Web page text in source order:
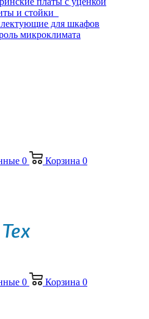
и стойки
для шкафов
микроклимата
0 Корзина 0
0 Корзина 0